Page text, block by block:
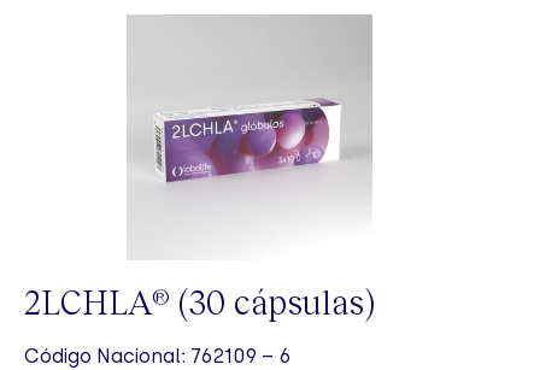
2LCHLA® (30 cápsulas)
Código Nacional: 762109 – 6